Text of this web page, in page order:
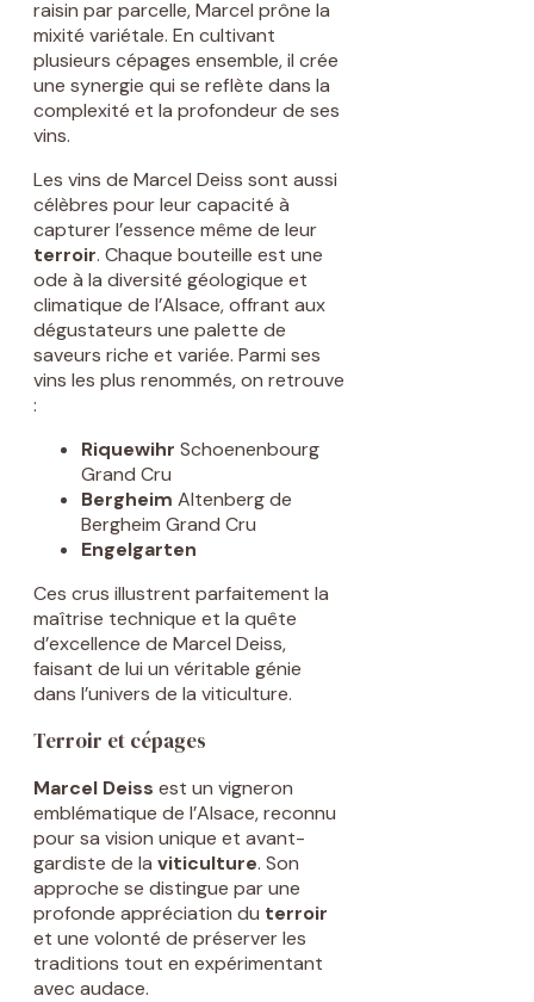
raisin par parcelle, Marcel prône la
mixité variétale. En cultivant
plusieurs cépages ensemble, il crée
une synergie qui se reflète dans la
complexité et la profondeur de ses
vins.
Les vins de Marcel Deiss sont aussi
célèbres pour leur capacité à
capturer l’essence même de leur
terroir. Chaque bouteille est une
ode à la diversité géologique et
climatique de l’Alsace, offrant aux
dégustateurs une palette de
saveurs riche et variée. Parmi ses
vins les plus renommés, on retrouve
:
Riquewihr Schoenenbourg
Grand Cru
Bergheim Altenberg de
Bergheim Grand Cru
Engelgarten
Ces crus illustrent parfaitement la
maîtrise technique et la quête
d’excellence de Marcel Deiss,
faisant de lui un véritable génie
dans l’univers de la viticulture.
Terroir et cépages
Marcel Deiss est un vigneron
emblématique de l’Alsace, reconnu
pour sa vision unique et avant-
gardiste de la viticulture. Son
approche se distingue par une
profonde appréciation du terroir
et une volonté de préserver les
traditions tout en expérimentant
avec audace.